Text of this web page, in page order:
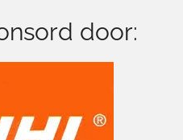
door: